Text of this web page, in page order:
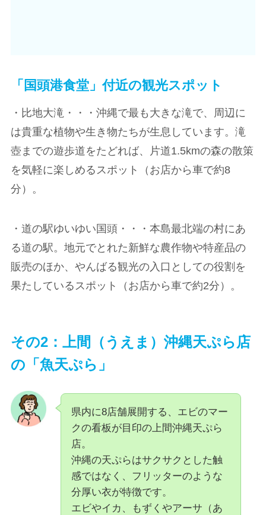
「国頭港食堂」付近の観光スポット
・比地大滝・・・沖縄で最も大きな滝で、周辺に
は貴重な植物や生き物たちが生息しています。滝
壺までの遊歩道をたどれば、片道1.5kmの森の散策
を気軽に楽しめるスポット（お店から車で約8
分）。
・道の駅ゆいゆい国頭・・・本島最北端の村にあ
る道の駅。地元でとれた新鮮な農作物や特産品の
販売のほか、やんばる観光の入口としての役割を
果たしているスポット（お店から車で約2分）。
その2：上間（うえま）沖縄天ぷら店
の「魚天ぷら」
県内に8店舗展開する、エビのマー
クの看板が目印の上間沖縄天ぷら
店。
沖縄の天ぷらはサクサクとした触
感ではなく、フリッターのような
分厚い衣が特徴です。
エビやイカ、もずくやアーサ（あ